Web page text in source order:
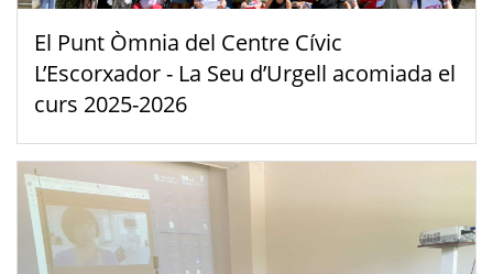
El Punt Òmnia del Centre Cívic
L’Escorxador - La Seu d’Urgell acomiada el
curs 2025-2026